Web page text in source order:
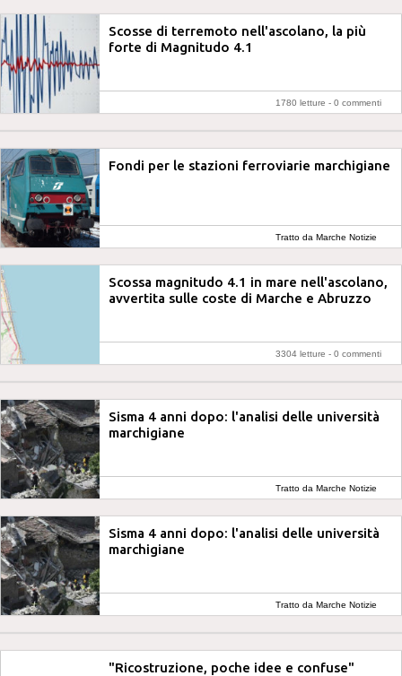
Scosse di terremoto nell'ascolano, la più
forte di Magnitudo 4.1
1780 letture - 0 commenti
Fondi per le stazioni ferroviarie marchigiane
Tratto da Marche Notizie
Scossa magnitudo 4.1 in mare nell'ascolano,
avvertita sulle coste di Marche e Abruzzo
3304 letture - 0 commenti
Sisma 4 anni dopo: l'analisi delle università
marchigiane
Tratto da Marche Notizie
Sisma 4 anni dopo: l'analisi delle università
marchigiane
Tratto da Marche Notizie
"Ricostruzione, poche idee e confuse"